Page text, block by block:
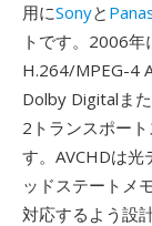
用にSonyと
トです。2006年
H.264/MPEG-4
Dolby Digitalま
2トランスポー
す。AVCHDは光
ッドステートメ
対応するよう設